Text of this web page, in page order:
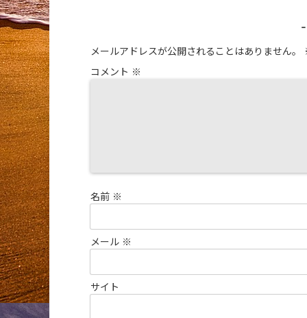
メールアドレスが公開されることはありません。
コメント ※
名前 ※
メール ※
サイト